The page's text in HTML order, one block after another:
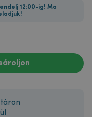
12:00-ig! Ma